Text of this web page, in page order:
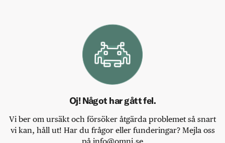
Oj! Något har gått fel.
Vi ber om ursäkt och försöker åtgärda problemet så snart
vi kan, håll ut! Har du frågor eller funderingar? Mejla oss